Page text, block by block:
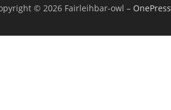
© 2026 Fairleihbar-owl – OnePress